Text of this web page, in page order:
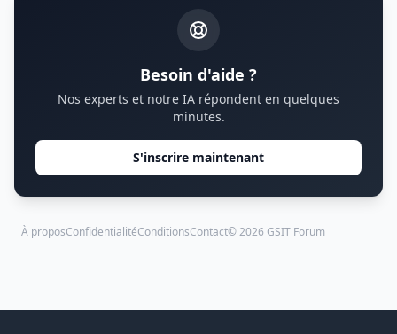
Besoin d'aide ?
Nos experts et notre IA répondent en quelques
minutes.
S'inscrire maintenant
À proposConfidentialitéConditionsContact© 2026 GSIT Forum